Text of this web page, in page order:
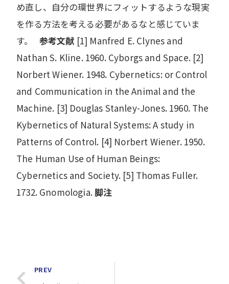
め直し、自分の環世界にフィットするような現実
を作る方法を考える必要があるなと感じていま
す。 参考文献 [1] Manfred E. Clynes and
Nathan S. Kline. 1960. Cyborgs and Space. [2]
Norbert Wiener. 1948. Cybernetics: or Control
and Communication in the Animal and the
Machine. [3] Douglas Stanley-Jones. 1960. The
Kybernetics of Natural Systems: A study in
Patterns of Control. [4] Norbert Wiener. 1950.
The Human Use of Human Beings:
Cybernetics and Society. [5] Thomas Fuller.
1732. Gnomologia.脚注
PREV